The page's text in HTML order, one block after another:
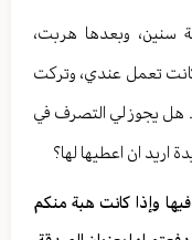
سنين، وبعدها هربت،
تعمل عندي، وتركت
هل يجوز لي التصرف في
اريد ان اعطيها لها؟
وإذا كانت هبة منكم